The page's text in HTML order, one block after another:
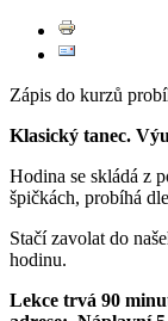
Zápis do kurzů
Klasický tanec.
Hodina se skládá z
špičkách, probíhá
Stačí zavolat do
hodinu.
Lekce trvá 90